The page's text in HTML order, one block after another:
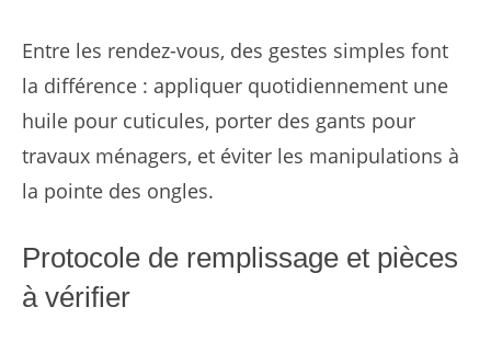
Entre les rendez-vous, des gestes simples font
la différence : appliquer quotidiennement une
huile pour cuticules, porter des gants pour
travaux ménagers, et éviter les manipulations à
la pointe des ongles.
Protocole de remplissage et pièces
à vérifier